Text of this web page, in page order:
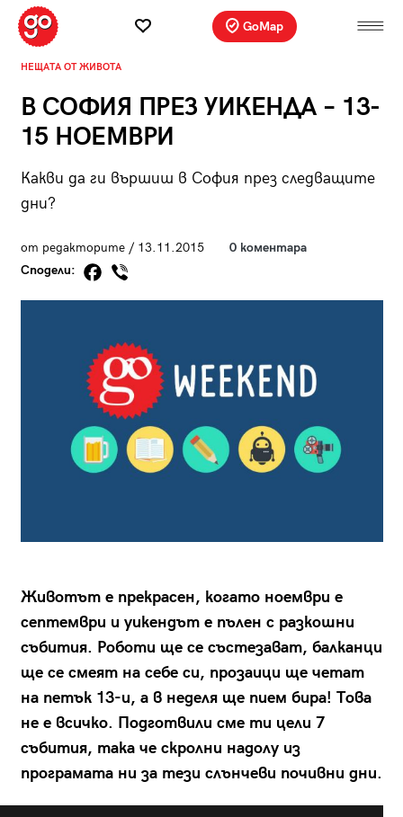
GoMap
НЕЩАТА ОТ ЖИВОТА
В СОФИЯ ПРЕЗ УИКЕНДА – 13-
15 НОЕМВРИ
Какви да ги вършиш в София през следващите
дни?
от редакторите / 13.11.2015
0 коментара
Сподели:
Животът е прекрасен, когато ноември е
септември и уикендът е пълен с разкошни
събития. Роботи ще се състезават, балканци
ще се смеят на себе си, прозаици ще четат
на петък 13-и, а в неделя ще пием бира! Това
не е всичко. Подготвили сме ти цели 7
събития, така че скролни надолу из
програмата ни за тези слънчеви почивни дни.